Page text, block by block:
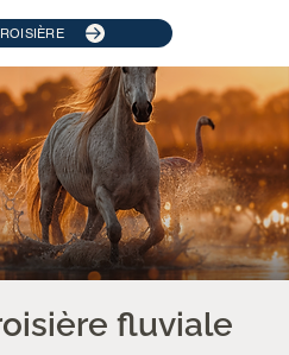
fluviale